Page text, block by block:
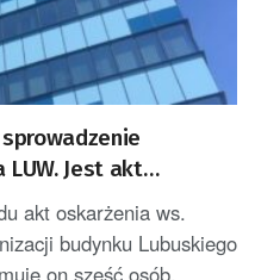
Jest akt
akt oskarżenia ws.
budynku Lubuskiego
on sześć osób,